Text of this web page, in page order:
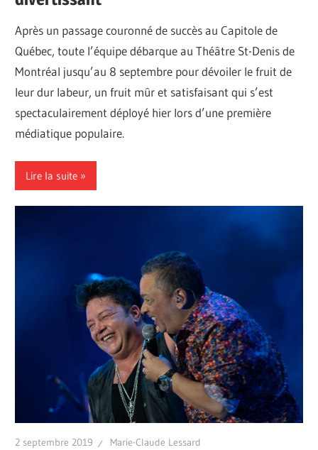
Après un passage couronné de succès au Capitole de
Québec, toute l’équipe débarque au Théâtre St-Denis de
Montréal jusqu’au 8 septembre pour dévoiler le fruit de
leur dur labeur, un fruit mûr et satisfaisant qui s’est
spectaculairement déployé hier lors d’une première
médiatique populaire.
Lire la suite
2 septembre 2019 Marie-Claude Lessard